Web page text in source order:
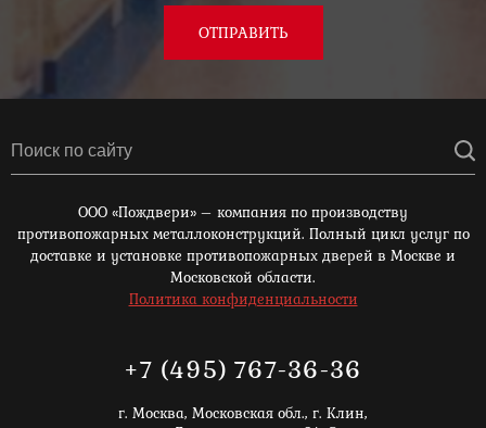
ОТПРАВИТЬ
ООО «Пождвери» – компания по производству
противопожарных металлоконструкций. Полный цикл услуг по
доставке и установке противопожарных дверей в Москве и
Московской области.
Политика конфиденциальности
+7 (495) 767-36-36
г. Москва, Московская обл., г. Клин,